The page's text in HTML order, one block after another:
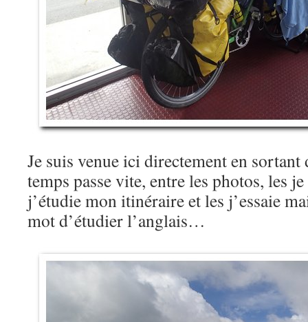
Je suis venue ici directement en sortant
temps passe vite, entre les photos, les
j’étudie mon itinéraire et les j’essaie
mot d’étudier l’anglais…